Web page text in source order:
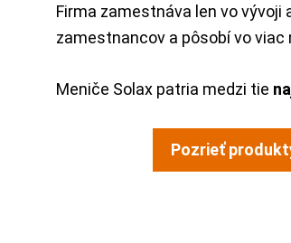
Firma zamestnáva len vo vývoji
zamestnancov a pôsobí vo viac
Meniče Solax patria medzi tie
Pozrieť